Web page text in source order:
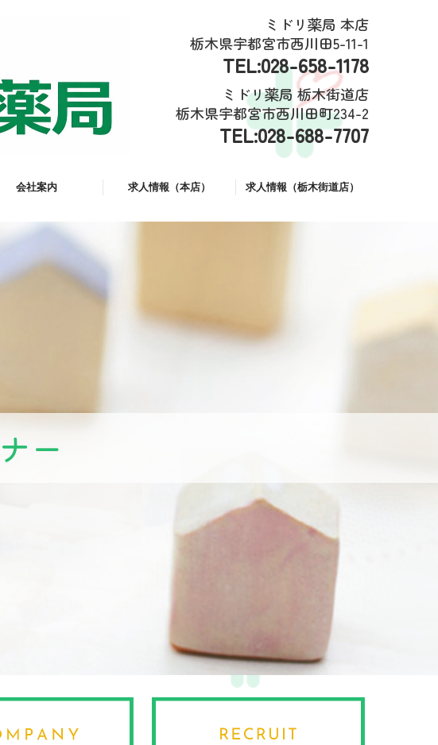
ミドリ薬局 本店
栃木県宇都宮市西川田5-11-1
TEL:028-658-1178
ミドリ薬局 栃木街道店
栃木県宇都宮市西川田町234-2
TEL:028-688-7707
会社案内 求人情報（本店） 求人情報（栃木街道店）
ー